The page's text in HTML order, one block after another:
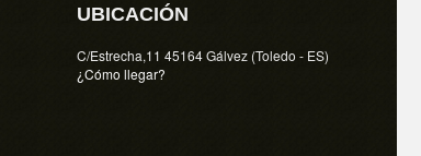
UBICACIÓN
C/Estrecha,11 45164 Gálvez (Toledo - ES)
¿Cómo llegar?